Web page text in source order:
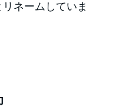
ネームしていま